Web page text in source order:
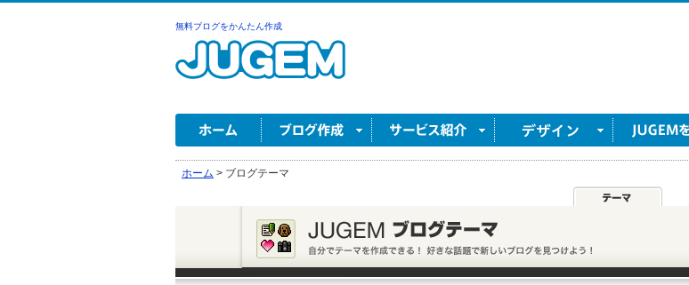
無料ブログをかんたん作成
ホーム > ブログテーマ